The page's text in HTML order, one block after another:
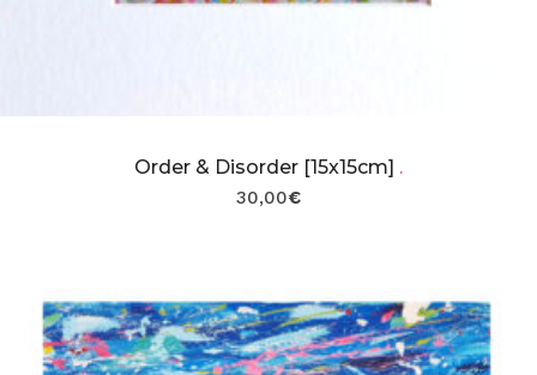
Order & Disorder [15x15cm] .
30,00€